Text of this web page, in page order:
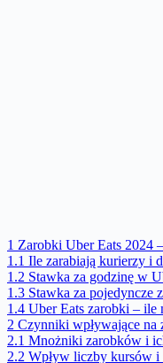
1 Zarobki Uber Eats 2024
1.1 Ile zarabiają kurierzy i
1.2 Stawka za godzinę w
1.3 Stawka za pojedyncze
1.4 Uber Eats zarobki – ile
2 Czynniki wpływające na
2.1 Mnożniki zarobków i
2.2 Wpływ liczby kursów i